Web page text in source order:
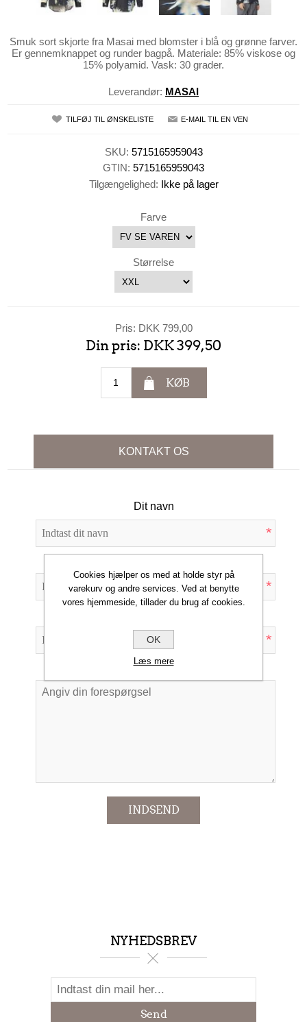
Smuk sort skjorte fra Masai med blomster i blå og grønne farver.
Er gennemknappet og runder bagpå. Materiale: 85% viskose og
15% polyamid. Vask: 30 grader.
Leverandør: MASAI
TILFØJ TIL ØNSKELISTE E-MAIL TIL EN VEN
SKU: 5715165959043
GTIN: 5715165959043
Tilgængelighed: Ikke på lager
Farve
Størrelse
Pris: DKK 799,00
Din pris: DKK 399,50
KØB
KONTAKT OS
Dit navn
*
*
*
Forespørgsel
INDSEND
NYHEDSBREV
Send
Cookies hjælper os med at holde styr på
varekurv og andre services. Ved at benytte
vores hjemmeside, tillader du brug af cookies.
OK
Læs mere